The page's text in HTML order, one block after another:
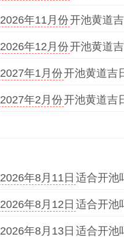
2026年11月份开池黄道
2026年12月份开池黄道
2027年1月份开池黄道吉
2027年2月份开池黄道吉
2026年8月11日 适合开池
2026年8月12日 适合开池
2026年8月13日 适合开池